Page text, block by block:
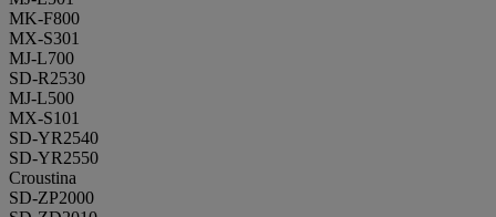
MK-F800
MX-S301
MJ-L700
SD-R2530
MJ-L500
MX-S101
SD-YR2540
SD-YR2550
Croustina
SD-ZP2000